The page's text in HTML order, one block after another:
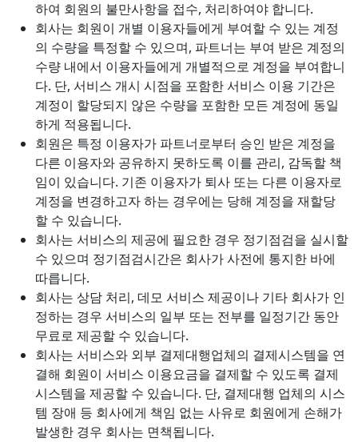
하여 회원의 불만사항을 접수, 처리하여야 합니다.
회사는 회원이 개별 이용자들에게 부여할 수 있는 계정
의 수량을 특정할 수 있으며, 파트너는 부여 받은 계정의
수량 내에서 이용자들에게 개별적으로 계정을 부여합니
다. 단, 서비스 개시 시점을 포함한 서비스 이용 기간은
계정이 할당되지 않은 수량을 포함한 모든 계정에 동일
하게 적용됩니다.
회원은 특정 이용자가 파트너로부터 승인 받은 계정을
다른 이용자와 공유하지 못하도록 이를 관리, 감독할 책
임이 있습니다. 기존 이용자가 퇴사 또는 다른 이용자로
계정을 변경하고자 하는 경우에는 당해 계정을 재할당
할 수 있습니다.
회사는 서비스의 제공에 필요한 경우 정기점검을 실시할
수 있으며 정기점검시간은 회사가 사전에 통지한 바에
따릅니다.
회사는 상담 처리, 데모 서비스 제공이나 기타 회사가 인
정하는 경우 서비스의 일부 또는 전부를 일정기간 동안
무료로 제공할 수 있습니다.
회사는 서비스와 외부 결제대행업체의 결제시스템을 연
결해 회원이 서비스 이용요금을 결제할 수 있도록 결제
시스템을 제공할 수 있습니다. 단, 결제대행 업체의 시스
템 장애 등 회사에게 책임 없는 사유로 회원에게 손해가
발생한 경우 회사는 면책됩니다.